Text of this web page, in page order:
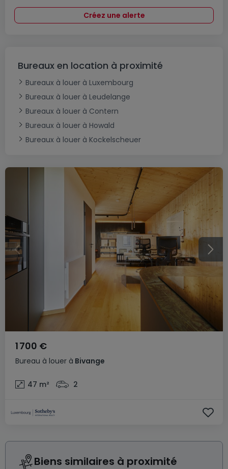
Créez une alerte
Bureaux en location à proximité
Bureaux à louer à Luxembourg
Bureaux à louer à Leudelange
Bureaux à louer à Contern
Bureaux à louer à Howald
Bureaux à louer à Kockelscheuer
Bureau à louer à Bivange
1 700 €
47 m² 2
Biens similaires à proximité